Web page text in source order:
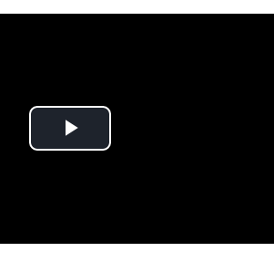
Play Video